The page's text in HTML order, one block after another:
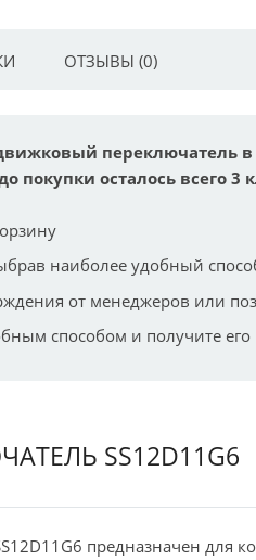
ОТЗЫВЫ (0)
движковый переключатель
покупки осталось всего 3
наиболее удобный
от менеджеров или
способом и получите
SS12D11G6
предназначен для